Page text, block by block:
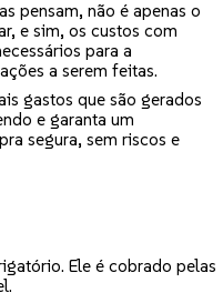
pensam, não é apenas o
e sim, os custos com
para a
a serem feitas.
gastos que são gerados
e garanta um
segura, sem riscos e
Ele é cobrado pelas